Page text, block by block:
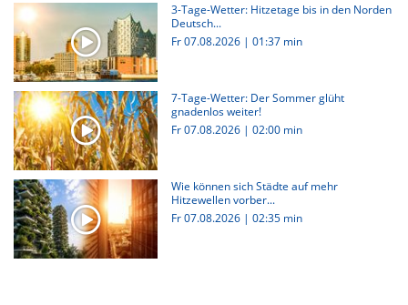
3-Tage-Wetter: Hitzetage bis in den Norden
Deutsch...
Fr 07.08.2026 | 01:37 min
7-Tage-Wetter: Der Sommer glüht
gnadenlos weiter!
Fr 07.08.2026 | 02:00 min
Wie können sich Städte auf mehr
Hitzewellen vorber...
Fr 07.08.2026 | 02:35 min